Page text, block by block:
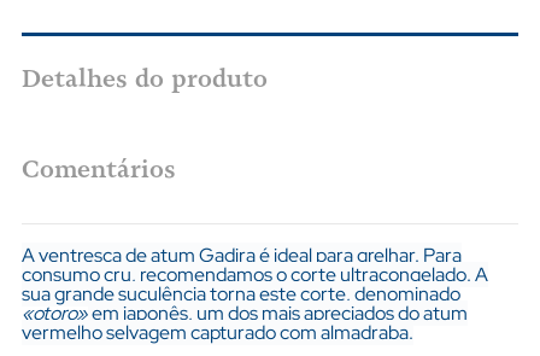
Detalhes do produto
Comentários
A ventresca de atum Gadira é ideal para grelhar. Para
consumo cru, recomendamos o corte ultracongelado. A
sua grande suculência torna este corte, denominado
«otoro»em japonês, um dos mais apreciados do atum
vermelho selvagem capturado com almadraba.